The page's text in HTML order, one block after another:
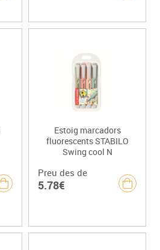
Estoig marcadors
fluorescents STABILO
Swing cool N
Preu des de
5.78€